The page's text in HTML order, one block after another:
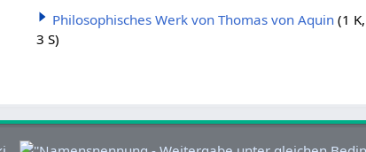
Philosophisches Werk von Thomas von Aquin (1 K,
3 S)